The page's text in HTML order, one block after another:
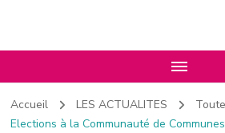
Accueil LES ACTUALITES
Elections à la Communauté de